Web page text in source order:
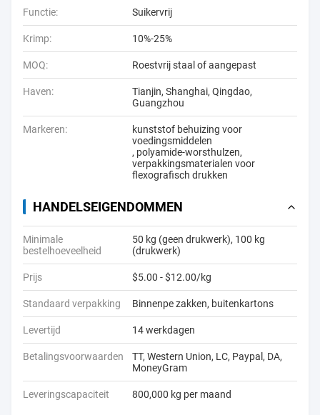
Functie: Suikervrij
Krimp: 10%-25%
MOQ: Roestvrij staal of aangepast
Haven:
Tianjin, Shanghai, Qingdao,
Guangzhou
Markeren:
kunststof behuizing voor
voedingsmiddelen
, polyamide-worsthulzen,
verpakkingsmaterialen voor
flexografisch drukken
HANDELSEIGENDOMMEN
Minimale
bestelhoeveelheid
50 kg (geen drukwerk), 100 kg
(drukwerk)
Prijs $5.00 - $12.00/kg
Standaard verpakking Binnenpe zakken, buitenkartons
Levertijd 14 werkdagen
Betalingsvoorwaarden
TT, Western Union, LC, Paypal, DA,
MoneyGram
Leveringscapaciteit 800,000 kg per maand